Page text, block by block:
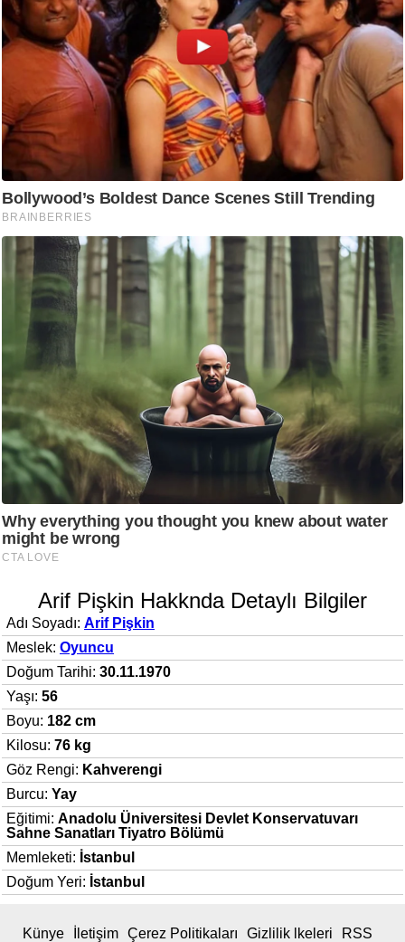
Arif Pişkin Hakknda Detaylı Bilgiler
Adı Soyadı: Arif Pişkin
Meslek: Oyuncu
Doğum Tarihi: 30.11.1970
Yaşı: 56
Boyu: 182 cm
Kilosu: 76 kg
Göz Rengi: Kahverengi
Burcu: Yay
Eğitimi: Anadolu Üniversitesi Devlet Konservatuvarı
Sahne Sanatları Tiyatro Bölümü
Memleketi: İstanbul
Doğum Yeri: İstanbul
Künye İletişim Çerez Politikaları Gizlilik lkeleri RSS